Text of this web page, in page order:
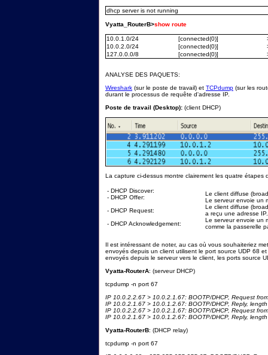
dhcp server is not running
Vyatta_RouterB>show route
10.0.1.0/24 [connected(0)]
10.0.2.0/24
[connected(0)]
127.0.0.0/8
[connected(0)]
ANALYSE DES PAQUETS:
Wireshark (sur le poste de travail) et TCPdump (sur les
durant le processus de requête d'adresse IP.
Poste de travail (Desktop): (client DHCP)
La capture ci-dessus montre clairement les quatre étapes
- DHCP Discover:
- DHCP Offer:
- DHCP Request:
- DHCP Acknowledgement:
Le client diffuse
Le serveur envoie un
Le client diffuse
a reçu une adresse IP.
Le serveur envoie un
comme la passerelle
Il est intéressant de noter, au cas où vous souhaiteriez
envoyés depuis un client utilisent le port source UDP 68
envoyés depuis le serveur vers le client, les ports source
Vyatta-RouterA: (serveur DHCP)
tcpdump -n port 67
IP 10.0.2.2.67 > 10.0.2.1.67: BOOTP/DHCP, Request
IP 10.0.2.1.67 > 10.0.1.2.67: BOOTP/DHCP, Reply,
IP 10.0.2.2.67 > 10.0.2.1.67: BOOTP/DHCP, Request
IP 10.0.2.1.67 > 10.0.1.2.67: BOOTP/DHCP, Reply,
Vyatta-RouterB: (DHCP relay)
tcpdump -n port 67